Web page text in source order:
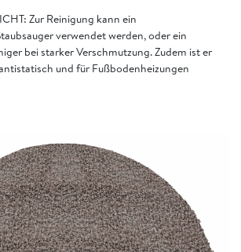
Zur Reinigung kann ein
verwendet werden, oder ein
bei starker Verschmutzung. Zudem ist er
und für Fußbodenheizungen